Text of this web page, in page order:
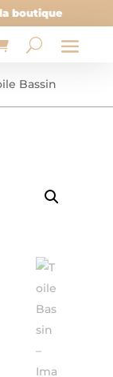
la boutique
Bassin